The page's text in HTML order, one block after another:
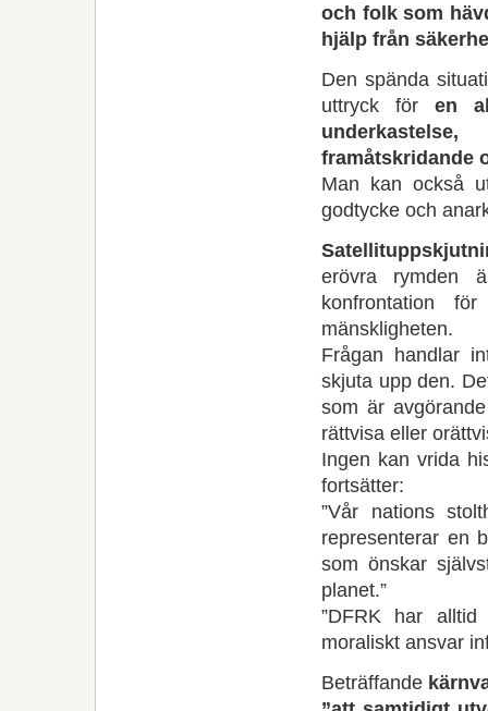
och folk som
hjälp från
Den spända
uttryck fören
framåtskridande
Man kan också
godtycke och
erövra rymden
konfrontation
mänskligheten.
Frågan handlar
skjuta upp den.
som är
rättvisa eller
Ingen kan vrida
fortsätter:
”Vår nations
representerar en
som önskar
planet.”
”DFRK har
moraliskt ansvar
Beträffande